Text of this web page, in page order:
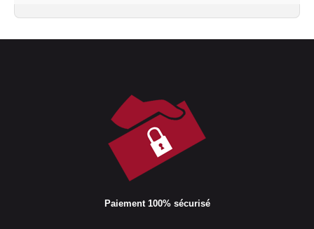
Paiement 100% sécurisé